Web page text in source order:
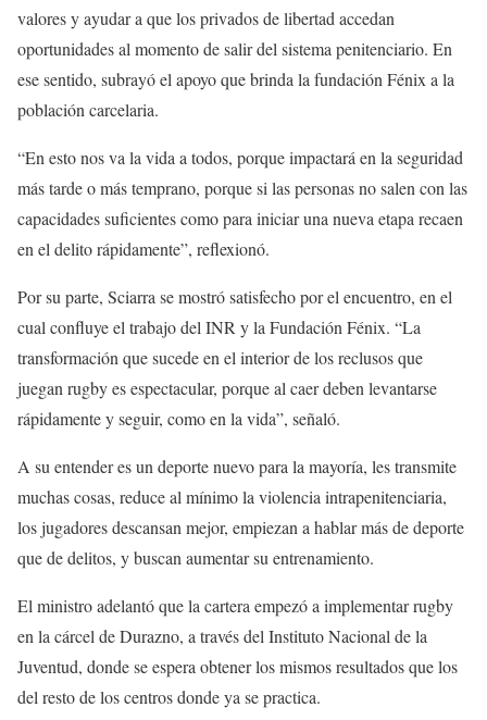
valores y ayudar a que los privados de libertad accedan
oportunidades al momento de salir del sistema penitenciario. En
ese sentido, subrayó el apoyo que brinda la fundación Fénix a la
población carcelaria.
“En esto nos va la vida a todos, porque impactará en la seguridad
más tarde o más temprano, porque si las personas no salen con las
capacidades suficientes como para iniciar una nueva etapa recaen
en el delito rápidamente”, reflexionó.
Por su parte, Sciarra se mostró satisfecho por el encuentro, en el
cual confluye el trabajo del INR y la Fundación Fénix. “La
transformación que sucede en el interior de los reclusos que
juegan rugby es espectacular, porque al caer deben levantarse
rápidamente y seguir, como en la vida”, señaló.
A su entender es un deporte nuevo para la mayoría, les transmite
muchas cosas, reduce al mínimo la violencia intrapenitenciaria,
los jugadores descansan mejor, empiezan a hablar más de deporte
que de delitos, y buscan aumentar su entrenamiento.
El ministro adelantó que la cartera empezó a implementar rugby
en la cárcel de Durazno, a través del Instituto Nacional de la
Juventud, donde se espera obtener los mismos resultados que los
del resto de los centros donde ya se practica.